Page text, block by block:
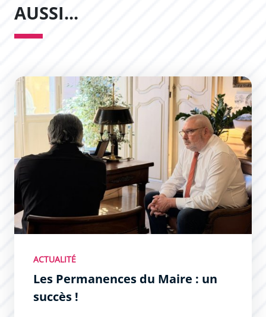
AUSSI...
Les Permanences du Maire : un succès !
ACTUALITÉ
Les Permanences du Maire : un
succès !